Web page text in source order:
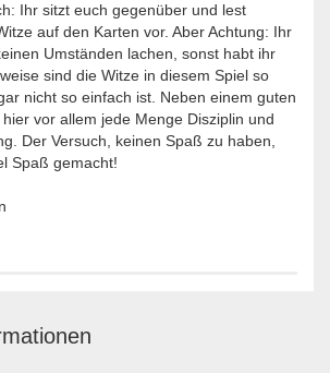
Ihr sitzt euch gegenüber und lest
auf den Karten vor. Aber Achtung: Ihr
Umständen lachen, sonst habt ihr
sind die Witze in diesem Spiel so
nicht so einfach ist. Neben einem guten
vor allem jede Menge Disziplin und
Der Versuch, keinen Spaß zu haben,
Spaß gemacht!